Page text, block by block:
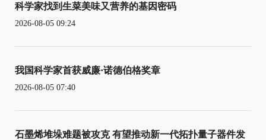
科学家找到生菜美味又营养的基因密码
2026-08-05 09:24
我国科学家首获威廉·诺德伯格奖章
2026-08-05 07:40
石墨烯堆垛难题被攻克 有望推动新一代拓扑量子器件发